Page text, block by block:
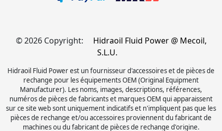
© 2026 Copyright:
Hidraoil Fluid Power @ Mecoil,
S.L.U.
Hidraoil Fluid Power est un fournisseur d'accessoires et de pièces de
rechange pour les équipements OEM (Original Equipment
Manufacturer). Les noms, images, descriptions, références,
numéros de pièces de fabricants et marques OEM qui apparaissent
sur ce site web sont uniquement indicatifs et n'impliquent pas que les
pièces de rechange et/ou accessoires proviennent du fabricant de
machines ou du fabricant de pièces de rechange d'origine.